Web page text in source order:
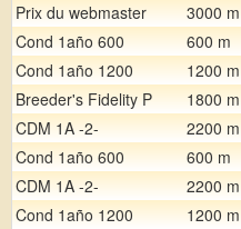
Prix du webmaster
3000 m
Cond 1año 600
600 m
Cond 1año 1200
1200 m
Breeder's Fidelity P
1800 m
CDM 1A -2-
2200 m
Cond 1año 600
600 m
CDM 1A -2-
2200 m
Cond 1año 1200
1200 m